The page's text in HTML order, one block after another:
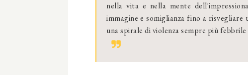
nella vita e nella mente
immagine e somiglianza fino a
una spirale di violenza sempre più febbrile